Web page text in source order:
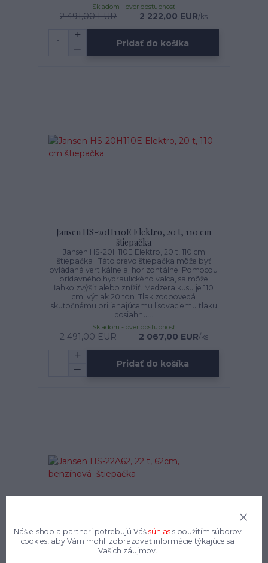
2 491,00 EUR 2 222,00 EUR/ks
Skladom - over dostupnosť
Pridať do košíka
Jansen HS-20H110E Elektro, 20 t, 110 cm
štiepačka
Jansen HS-20H110E Elektro, 20 t, 110 cm
štiepačka Táto drevo štiepačka môže byť
ovládaná vertikálne aj horizontálne. Pomocou
prídavného hydraulického valca, sa môže
ľahko zvýšiť alebo znížiť. Medzera kusu je 110
cm, výtlak 20 ton. Tlak zodpovedá
skutočnému priliehajúcemu lisovaciemu tlaku
dosiahnu...
2 491,00 EUR 2 067,00 EUR/ks
Skladom - over dostupnosť
Pridať do košíka
Jansen HS-22A62, 22 t, 62cm, benzínová
Náš e-shop a partneri potrebujú Vášsúhlas s použitím súborov
cookies, aby Vám mohli zobrazovať informácie týkajúce sa
Vašich záujmov.